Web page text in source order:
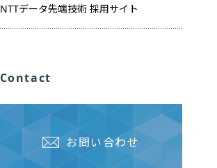
NTTデータ先端技術 採用サイト
Contact
お問い合わせ